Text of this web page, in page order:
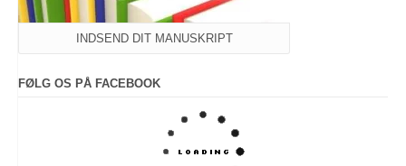
INDSEND DIT MANUSKRIPT
FØLG OS PÅ FACEBOOK